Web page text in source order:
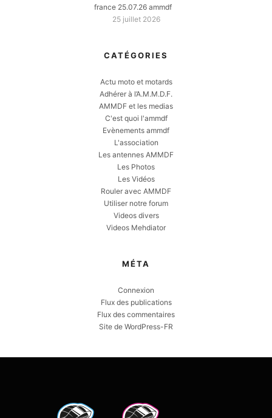
france 25.07.26 ammdf
25 juillet 2026
CATÉGORIES
Actu moto et motards
Adhérer à l’A.M.M.D.F.
AMMDF et les medias
C'est quoi l'ammdf
Evènements ammdf
L'association
Les antennes AMMDF
Les Photos
Les Vidéos
Rouler avec AMMDF
Utiliser notre forum
Videos divers
Videos Mehdiator
MÉTA
Connexion
Flux des publications
Flux des commentaires
Site de WordPress-FR